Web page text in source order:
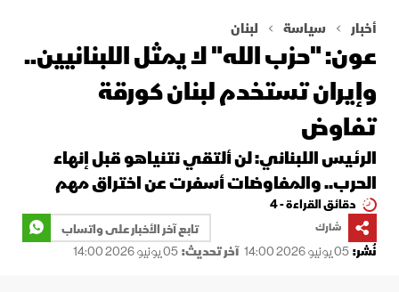
أخبار سياسة لبنان
عون: "حزب الله" لا يمثل اللبنانيين..
وإيران تستخدم لبنان كورقة
تفاوض
الرئيس اللبناني: لن ألتقي نتنياهو قبل إنهاء
الحرب.. والمفاوضات أسفرت عن اختراق مهم
دقائق القراءة - 4
شارك
تابع آخر الأخبار على واتساب
نُشر:05 يونيو 2026 14:00 آخر تحديث:05 يونيو 2026 14:00